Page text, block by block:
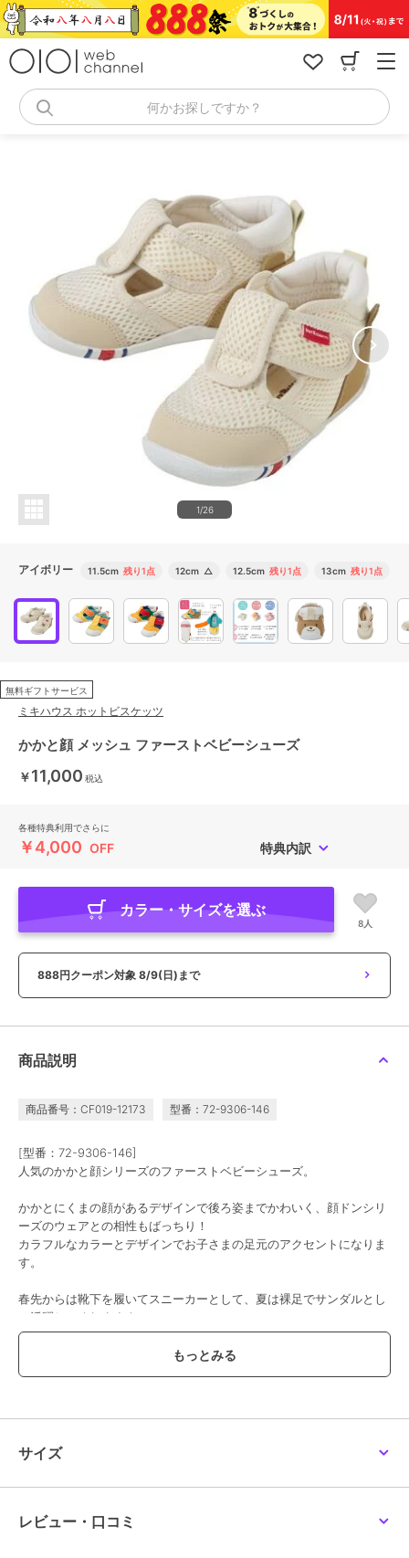
コ
ン
何かお探しですか？
1/26
アイボリー 11.5cm 残り1点 12cm △ 12.5cm 残り1点 13cm 残り1点
無料ギフトサービス
ミキハウス ホットビスケッツ
かかと顔 メッシュ ファーストベビーシューズ
￥11,000 税込
各種特典利用でさらに
￥4,000 OFF 特典内訳
カラー・サイズを選ぶ
8人
888円クーポン対象 8/9(日)まで
商品説明
商品番号：CF019-12173 型番：72-9306-146
[型番：72-9306-146]
人気のかかと顔シリーズのファーストベビーシューズ。
かかとにくまの顔があるデザインで後ろ姿までかわいく、顔ドンシリ
ーズのウェアとの相性もばっちり！
カラフルなカラーとデザインでお子さまの足元のアクセントになりま
す。
春先からは靴下を履いてスニーカーとして、夏は裸足でサンダルとし
て活躍してくれますよ。
つま先が閉じているので、公園で石が入り込んで痛くなったり、つま
先をぶつけて怪我をしてしまうのを防いでくれます。
汗っかきなお子さまの春夏用のシューズにぴったり◎
サイズ
レビュー・口コミ